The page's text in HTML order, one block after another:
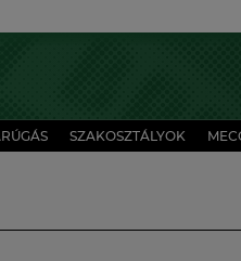
SZAKOSZTÁLYOK